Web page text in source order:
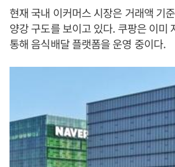
현재 국내 이커머스 시장은 거래액 기
양강 구도를 보이고 있다. 쿠팡은 이미
통해 음식배달 플랫폼을 운영 중이다.